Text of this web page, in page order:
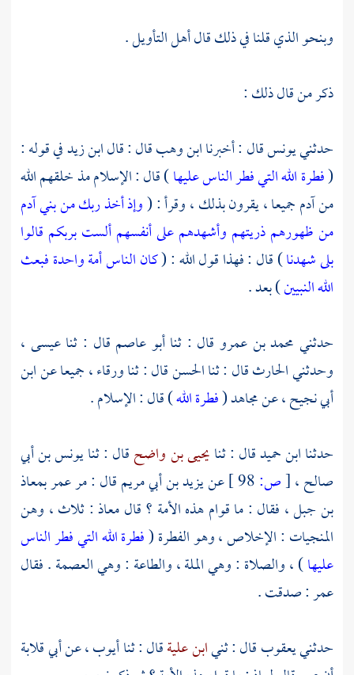
وبنحو الذي قلنا في ذلك قال أهل التأويل .
ذكر من قال ذلك :
حدثنييونسقال : أخبرناابن وهبقال : قالابن زيدفي قوله :
(فطرة الله التي فطر الناس عليها) قال : الإسلام مذ خلقهم الله
من آدم جميعا ، يقرون بذلك ، وقرأ : (وإذ أخذ ربك من بني آدم
من ظهورهم ذريتهم وأشهدهم على أنفسهم ألست بربكم قالوا
بلى شهدنا) قال : فهذا قول الله : (كان الناس أمة واحدة فبعث
الله النبيين) بعد .
حدثني محمد بن عمرو قال : ثناأبو عاصم قال : ثناعيسى ،
وحدثنيالحارثقال : ثناالحسنقال : ثناورقاء ،جميعا عنابن
أبي نجيح ،عنمجاهد(فطرة الله) قال : الإسلام .
حدثناابن حميدقال : ثنايحيى بن واضحقال : ثنايونس بن أبي
صالح ،[ص: عنيزيد بن أبي مريمقال : مرعمربمعاذ
بن جبل ، فقال : ما قوام هذه الأمة ؟ قالمعاذ :ثلاث ، وهن
المنجيات : الإخلاص ، وهو الفطرة (فطرة الله التي فطر الناس
عليها) ، والصلاة : وهي الملة ، والطاعة : وهي العصمة . فقال
عمر: صدقت .
حدثنييعقوبقال : ثنيابن عليةقال : ثناأيوب ،عنأبي قلابة